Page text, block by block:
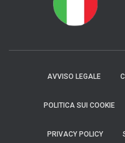
AVVISO LEGALE
POLITICA SUI COOKIE
PRIVACY POLICY